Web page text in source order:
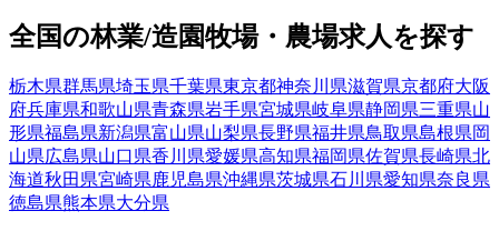
全国の林業/造園牧場・農場求人を探す
栃木県群馬県埼玉県千葉県東京都神奈川県滋賀県京都府大阪
府兵庫県和歌山県青森県岩手県宮城県岐阜県静岡県三重県山
形県福島県新潟県富山県山梨県長野県福井県鳥取県島根県岡
山県広島県山口県香川県愛媛県高知県福岡県佐賀県長崎県北
海道秋田県宮崎県鹿児島県沖縄県茨城県石川県愛知県奈良県
徳島県熊本県大分県